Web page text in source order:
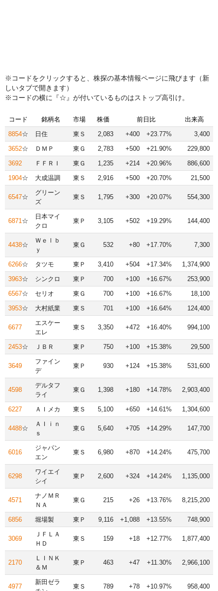
※コードをクリックすると、株探の基本情報ページに飛びます（新
しいタブで開きます）
※コードの横に『☆』が付いているものはストップ高引け。
コード 銘柄名 市場 株価 前日比
出来高
8854☆ 日住 東Ｓ 2,083 +400 +23.77%
3,400
3652☆ ＤＭＰ 東Ｇ 2,783 +500 +21.90%
229,800
3692
ＦＦＲＩ 東Ｇ 1,235 +214 +20.96%
886,600
1904☆ 大成温調 東Ｓ 2,916 +500 +20.70% 21,500
6547☆
グリーン
ズ
東Ｓ 1,795 +300 +20.07% 554,300
6871 ☆
日本マイ
クロ
東Ｐ 3,105 +502 +19.29% 144,400
4438☆
Ｗｅｌｂ
ｙ
東Ｇ 532 +80 +17.70% 7,300
6266☆ タツモ 東Ｐ 3,410 +504 +17.34%
1,374,900
3963☆ シンクロ 東Ｐ 700 +100 +16.67%
253,900
6567☆ セリオ 東Ｇ 700 +100 +16.67%
18,100
3953☆ 大村紙業 東Ｓ 701 +100 +16.64% 124,400
6677
エスケー
エレ
東Ｓ 3,350 +472 +16.40% 994,100
2453☆ ＪＢＲ 東Ｐ 750 +100 +15.38% 29,500
3649
ファイン
デ
東Ｐ 930 +124 +15.38% 531,600
4598
デルタフ
ライ
東Ｇ 1,398 +180 +14.78% 2,903,400
6227 ＡＩメカ 東Ｓ 5,100 +650 +14.61% 1,304,600
4488☆
ＡＩｉｎ
ｓ
東Ｇ 5,640 +705 +14.29% 147,700
6016
ジャパン
エン
東Ｓ 6,980 +870 +14.24% 475,700
6298
ワイエイ
シイ
東Ｐ 2,600 +324 +14.24% 1,135,000
4571
ナノＭＲ
ＮＡ
東Ｇ 215 +26 +13.76% 8,215,200
6856 堀場製 東Ｐ 9,116 +1,088 +13.55% 748,900
3069
ＪＦＬＡ
ＨＤ
東Ｓ 159 +18 +12.77% 1,877,400
2170
ＬＩＮＫ
＆Ｍ
東Ｐ 463 +47 +11.30% 2,966,100
4977
新田ゼラ
東Ｓ 789 +78 +10.97% 958,400